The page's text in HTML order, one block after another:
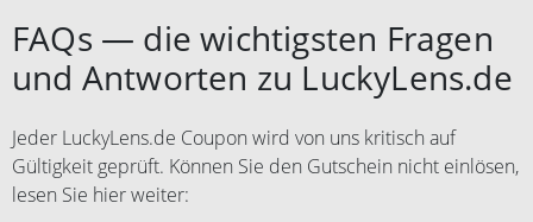
FAQs — die wichtigsten Fragen
und Antworten zu LuckyLens.de
Jeder LuckyLens.de Coupon wird von uns kritisch auf
Gültigkeit geprüft. Können Sie den Gutschein nicht einlösen,
lesen Sie hier weiter: